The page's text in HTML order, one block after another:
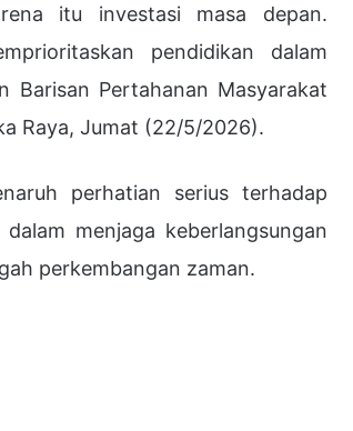
itu investasi masa depan.
pendidikan dalam
Barisan Pertahanan Masyarakat
Raya, Jumat (22/5/2026).
perhatian serius terhadap
menjaga keberlangsungan
perkembangan zaman.